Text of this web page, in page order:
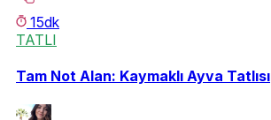
15dk
TATLI
Tam Not Alan: Kaymaklı Ayva Tatlısı